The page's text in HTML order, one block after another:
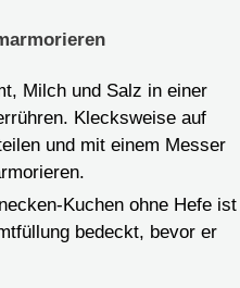
Milch und Salz in einer
Klecksweise auf
und mit einem Messer